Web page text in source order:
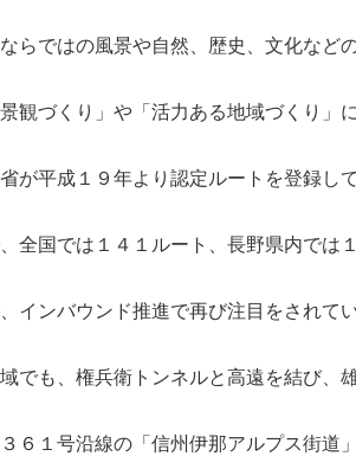
らではの風景や自然、歴史、文化など
景観づくり」や「活力ある地域づくり」
が平成１９年より認定ルートを登録して
全国では１４１ルート、長野県内では
インバウンド推進で再び注目をされてい
域でも、権兵衛トンネルと高遠を結び、
６１号沿線の「信州伊那アルプス街道